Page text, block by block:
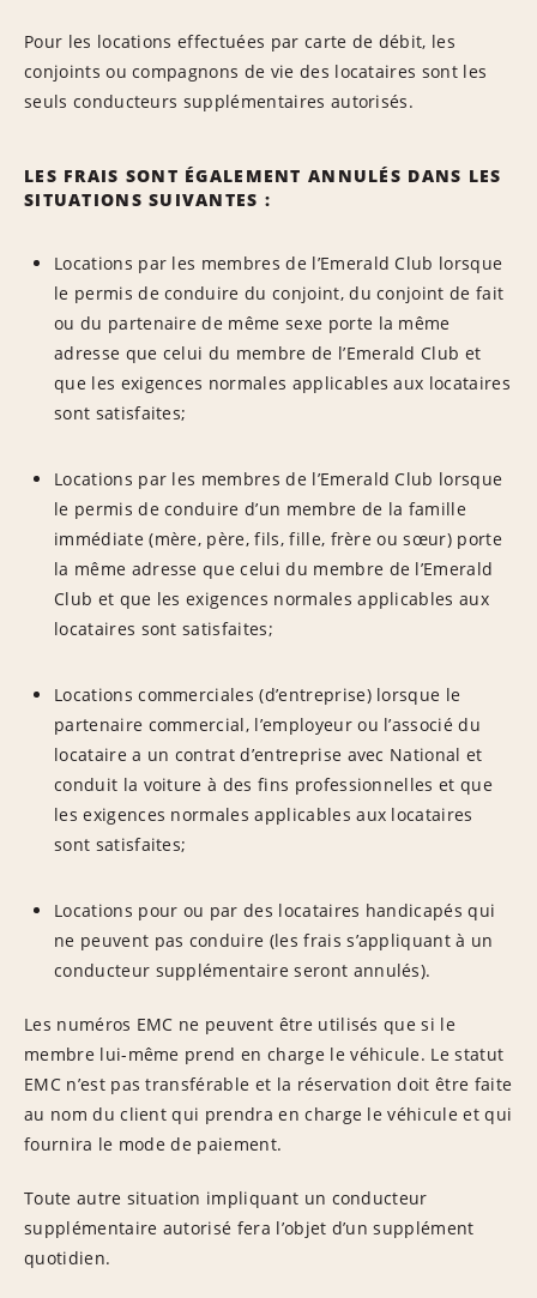
Pour les locations effectuées par carte de débit, les
conjoints ou compagnons de vie des locataires sont les
seuls conducteurs supplémentaires autorisés.
LES FRAIS SONT ÉGALEMENT ANNULÉS DANS LES
SITUATIONS SUIVANTES :
Locations par les membres de l’Emerald Club lorsque
le permis de conduire du conjoint, du conjoint de fait
ou du partenaire de même sexe porte la même
adresse que celui du membre de l’Emerald Club et
que les exigences normales applicables aux locataires
sont satisfaites;
Locations par les membres de l’Emerald Club lorsque
le permis de conduire d’un membre de la famille
immédiate (mère, père, fils, fille, frère ou sœur) porte
la même adresse que celui du membre de l’Emerald
Club et que les exigences normales applicables aux
locataires sont satisfaites;
Locations commerciales (d’entreprise) lorsque le
partenaire commercial, l’employeur ou l’associé du
locataire a un contrat d’entreprise avec National et
conduit la voiture à des fins professionnelles et que
les exigences normales applicables aux locataires
sont satisfaites;
Locations pour ou par des locataires handicapés qui
ne peuvent pas conduire (les frais s’appliquant à un
conducteur supplémentaire seront annulés).
Les numéros EMC ne peuvent être utilisés que si le
membre lui-même prend en charge le véhicule. Le statut
EMC n’est pas transférable et la réservation doit être faite
au nom du client qui prendra en charge le véhicule et qui
fournira le mode de paiement.
Toute autre situation impliquant un conducteur
supplémentaire autorisé fera l’objet d’un supplément
quotidien.